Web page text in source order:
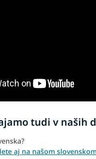
tudi v naših
aj na našom